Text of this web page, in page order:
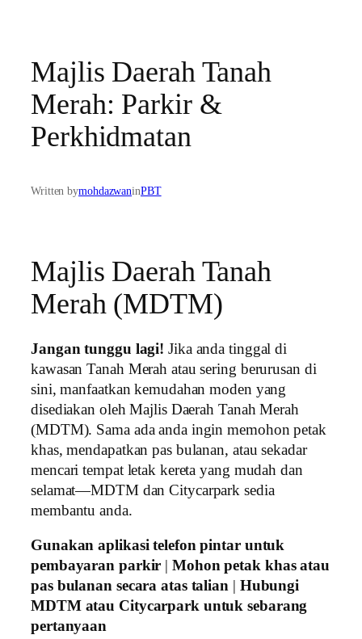
Majlis Daerah Tanah
Merah: Parkir &
Perkhidmatan
Written bymohdazwaninPBT
Majlis Daerah Tanah
Merah (MDTM)
Jangan tunggu lagi! Jika anda tinggal di
kawasan Tanah Merah atau sering berurusan di
sini, manfaatkan kemudahan moden yang
disediakan oleh Majlis Daerah Tanah Merah
(MDTM). Sama ada anda ingin memohon petak
khas, mendapatkan pas bulanan, atau sekadar
mencari tempat letak kereta yang mudah dan
selamat—MDTM dan Citycarpark sedia
membantu anda.
Gunakan aplikasi telefon pintar untuk
pembayaran parkir |Mohon petak khas atau
pas bulanan secara atas talian
Hubungi
MDTM atau Citycarpark untuk sebarang
pertanyaan